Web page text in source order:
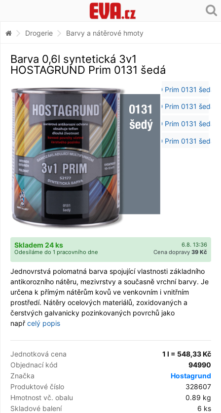
Drogerie Barvy a nátěrové hmoty
Barva 0,6l syntetická 3v1
HOSTAGRUND Prim 0131 šedá
6.8. 13:36
Skladem 24 ks
Cena dopravy 39 Kč
Odesíláme do 1 pracovního dne
Jednovrstvá polomatná barva spojující vlastnosti základního
antikorozního nátěru, mezivrstvy a současně vrchní barvy. Je
určena k přímým nátěrům kovů ve venkovním i vnitřním
prostředí. Nátěry ocelových materiálů, zoxidovaných a
čerstvých galvanicky pozinkovaných povrchů jako
např celý popis
Jednotková cena
1 l = 548,33 Kč
Objednací kód
94990
Značka
Hostagrund
Produktové číslo
328607
Hmotnost vč. obalu
0.89 kg
Skladové balení
6 ks